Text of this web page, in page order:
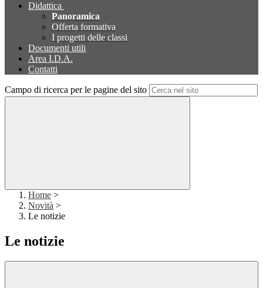
Didattica
Panoramica
Offerta formativa
I progetti delle classi
Documenti utili
Area I.D.A.
Contatti
Campo di ricerca per le pagine del sito
Home >
Novità >
Le notizie
Le notizie